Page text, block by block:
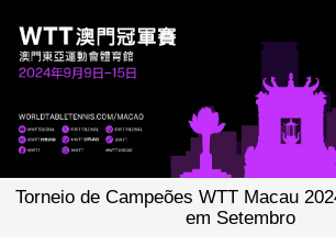
Torneio de Campeões WTT Macau
em Setembro